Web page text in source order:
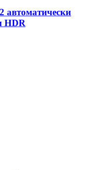
автоматически
HDR